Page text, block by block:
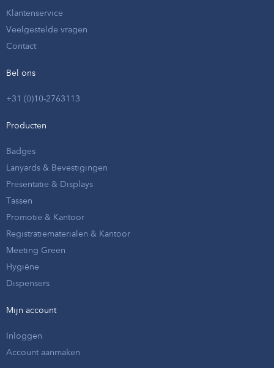
Klantenservice
Veelgestelde vragen
Contact
Bel ons
+31 (0)10-2763113
Producten
Badges
Lanyards & Bevestigingen
Presentatie & Displays
Tassen
Promotie & Kantoor
Registratiematerialen & Kantoor
Meeting Green
Hygiëne
Dispensers
Mijn account
Inloggen
Account aanmaken